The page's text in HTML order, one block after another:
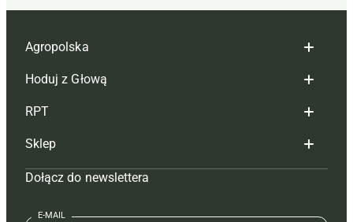
Agropolska
Redakcja
Reklama
Tagi
Mapa serwisu
Kontakt
Hoduj z Głową
Hoduj z głową bydło
Hoduj z głową świnie
Prenumerata
Redakcja
RPT
Redakcja
Prenumerata
Reklama
Sklep
Czasopisma i prenumerata
Książki
Dołącz do newslettera
E-MAIL